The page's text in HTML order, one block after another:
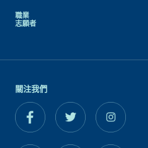
職業
志願者
關注我們